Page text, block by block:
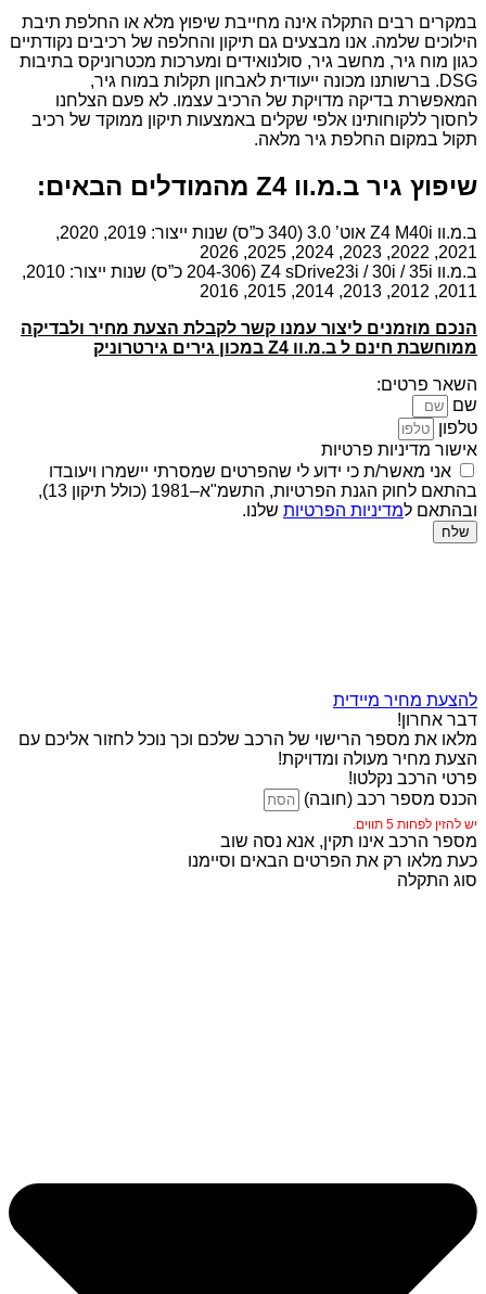
במקרים רבים התקלה אינה מחייבת שיפוץ מלא או החלפת תיבת
הילוכים שלמה. אנו מבצעים גם תיקון והחלפה של רכיבים נקודתיים
כגון מוח גיר, מחשב גיר, סולנואידים ומערכות מכטרוניקס בתיבות
DSG. ברשותנו מכונה ייעודית לאבחון תקלות במוח גיר,
המאפשרת בדיקה מדויקת של הרכיב עצמו. לא פעם הצלחנו
לחסוך ללקוחותינו אלפי שקלים באמצעות תיקון ממוקד של רכיב
תקול במקום החלפת גיר מלאה.
שיפוץ גיר ב.מ.וו Z4 מהמודלים הבאים:
ב.מ.וו Z4 M40i אוט’ 3.0 (340 כ”ס) שנות ייצור: 2019, 2020,
2021, 2022, 2023, 2024, 2025, 2026
ב.מ.וו Z4 sDrive23i / 30i / 35i (204-306 כ”ס) שנות ייצור: 2010,
2011, 2012, 2013, 2014, 2015, 2016
הנכם מוזמנים ליצור עמנו קשר לקבלת הצעת מחיר ולבדיקה
ממוחשבת חינם ל ב.מ.וו Z4 במכון גירים גירטרוניק
השאר פרטים:
שם
טלפון
אישור מדיניות פרטיות
אני מאשר/ת כי ידוע לי שהפרטים שמסרתי יישמרו ויעובדו
בהתאם לחוק הגנת הפרטיות, התשמ"א–1981 (כולל תיקון 13),
ובהתאם למדיניות הפרטיות שלנו.
שלח
להצעת מחיר מיידית
דבר אחרון!
מלאו את מספר הרישוי של הרכב שלכם וכך נוכל לחזור אליכם עם
הצעת מחיר מעולה ומדויקת!
פרטי הרכב נקלטו!
הכנס מספר רכב (חובה)
יש להזין לפחות 5 תווים.
מספר הרכב אינו תקין, אנא נסה שוב
כעת מלאו רק את הפרטים הבאים וסיימנו
סוג התקלה